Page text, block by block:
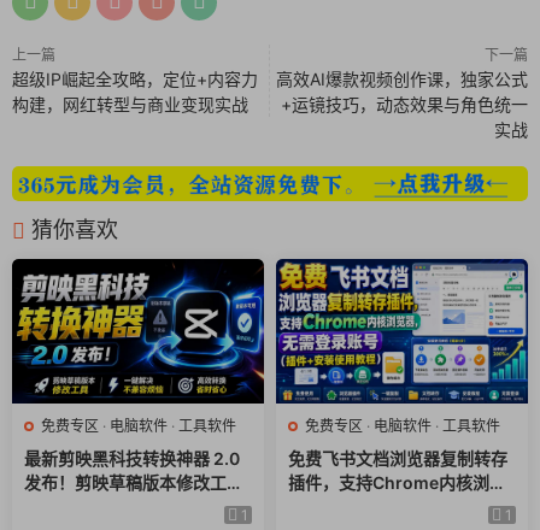
内容和更多权限。
应用程序捕获与备份：
该工具还可以捕获设备上已安装的应用程
序，并将其备份为APK文件，非常适合在其他设备上安装或保留
旧版本的应用。
Lucky Patcher 提供对已安装应用的全面管理
功能，包括查看应用信息、卸载不需要的应用、清除缓存和数据
等，操作便捷。
修改应用程序权限：
置，禁用不必要的权限，提高应用的隐私保护和安全性。
Lucky Patcher 的特点
安全可靠：虽然功能强大，但 Lucky Patcher 在使用过程中保持
安全可靠，不会插入恶意代码或病毒，用户可以放心使用。
广泛兼容性：该软件与许多 Android 设备和应用程序高度兼容，
无论是老旧版本的 Android 系统还是最新的操作系统，无论应用
来自哪个应用商店，Lucky Patcher 都能进行修改和管理。
上一篇
超级IP崛起全攻略，定位+内容力
构建，网红转型与商业变现实战
下一篇
高效AI爆款视频创作课，独家公式
+运镜技巧，动态效果与角色统一
实战
猜你喜欢
免费专区 · 电脑软件 · 工具软件
最新剪映黑科技转换神器 2.0
发布！剪映草稿版本修改工具
，一键解决剪映草稿不兼容烦1
免费专区 · 电脑软件 · 工具软件
免费飞书文档浏览器复制转存
插件，支持Chrome内核浏览
器，无需登录账号（插件+安 1